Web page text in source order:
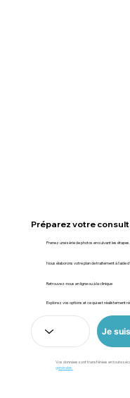
Préparez votre
Prenez une série de photos en suivant les étapes.
Nous élaborons votre plan de traitement à l'aide
Retrouvez-nous en ligne ou à la clinique
Explorez vos options et ce qui est réalistement
Je
Vos données sont transférées en toute
générales